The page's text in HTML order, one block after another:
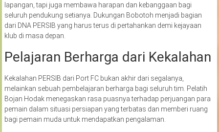
lapangan, tapi juga membawa harapan dan kebanggaan bagi
seluruh pendukung setianya. Dukungan Bobotoh menjadi bagian
dari DNA PERSIB yang harus terus di pertahankan demi kejayaan
klub di masa depan.
Pelajaran Berharga dari Kekalahan
Kekalahan PERSIB dari Port FC bukan akhir dari segalanya,
melainkan sebuah pembelajaran berharga bagi seluruh tim. Pelatih
Bojan Hodak menegaskan rasa puasnya terhadap perjuangan para
pemain dalam situasi persiapan yang terbatas dan memberi ruang
bagi pemain muda untuk mendapatkan pengalaman.